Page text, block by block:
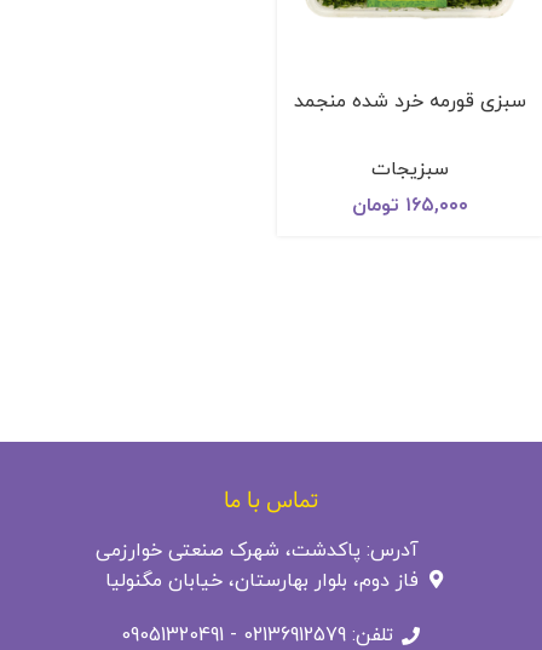
سبزی قورمه خرد شده منجمد
سبزیجات
۱۶۵,۰۰۰ تومان
تماس با ما
آدرس: پاکدشت، شهرک صنعتی خوارزمی
فاز دوم، بلوار بهارستان، خیابان مگنولیا
تلفن: 02136912579 - 09051320491